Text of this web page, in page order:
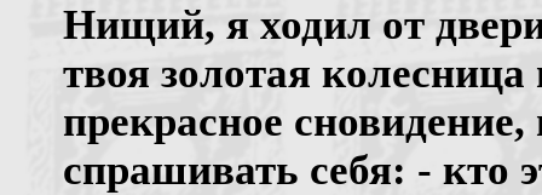
Нищий, я ходил от
твоя золотая
прекрасное
спрашивать себя: - кто